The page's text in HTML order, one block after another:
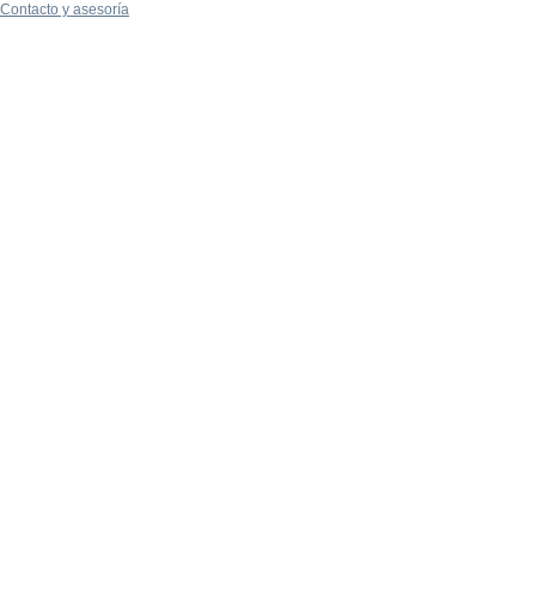
Contacto y asesoría